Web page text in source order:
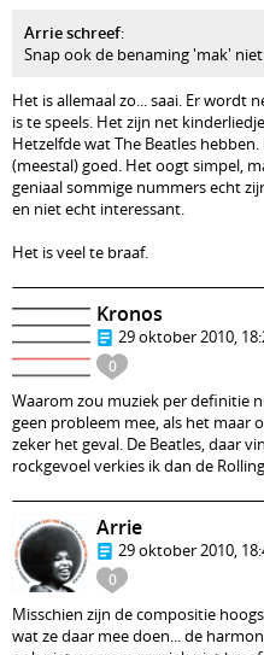
Arrie schreef:
Snap ook de benaming 'mak'
Het is allemaal zo... saai. Er wordt
is te speels. Het zijn net
Hetzelfde wat The Beatles
(meestal) goed. Het oogt simpel,
geniaal sommige nummers echt
en niet echt interessant.
Het is veel te braaf.
0
Kronos
29 oktober 2010,
Waarom zou muziek per definitie
geen probleem mee, als het maar
zeker het geval. De Beatles, daar
rockgevoel verkies ik dan de
0
Arrie
29 oktober 2010,
Misschien zijn de compositie
wat ze daar mee doen... de